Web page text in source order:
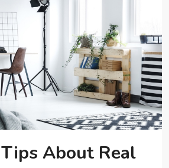
About Real